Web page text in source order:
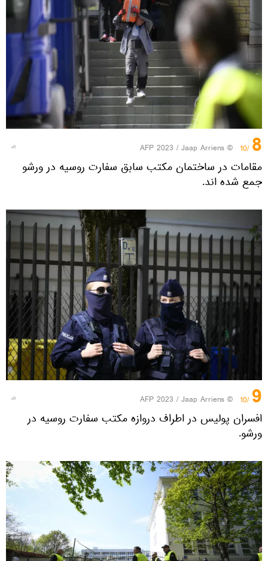
8
/10
© AFP 2023 / Jaap Arriens
مقامات در ساختمان مکتب سابق سفارت روسیه در ورشو
جمع شده اند.
9
/10
© AFP 2023 / Jaap Arriens
افسران پولیس در اطراف دروازه مکتب سفارت روسیه در
ورشو.